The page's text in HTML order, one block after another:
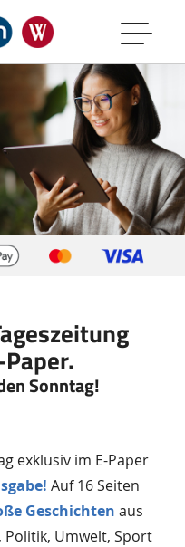
Header
Footer
Sonntag!
exklusiv im E-Paper
Auf 16 Seiten
Geschichten aus
Politik, Umwelt, Sport